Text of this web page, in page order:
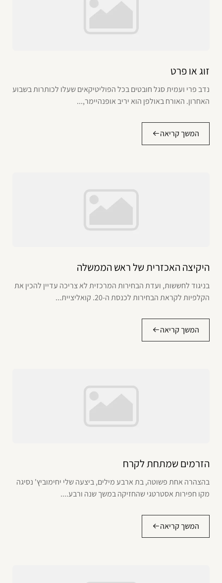
זוג או פרט
נדב פרי ועמית סגל חובטים בכל הפוליטיקאים שעלו לכותרות בשבוע
האחרון. האורח באולפן הוא יריב אופנהיימר,...
המשך קריאה
היקיצה האכזרית של ראש הממשלה
בניגוד לחששות, ועדת הבחירות המרכזית לא צריכה עדיין להכין את
הקלפיות לקראת הבחירות לכנסת ה-20. קואליציית...
המשך קריאה
הזרמים שמתחת לקרח
בהצהרה אחת פשוטה, בת ארבע מילים, ביצעה שלי יחימוביץ' נסיגה
מקו חפירות אסטרטגי שהחזיקה במשך שנה ורבע....
המשך קריאה